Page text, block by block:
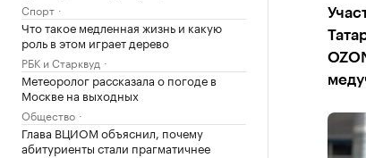
Спорт
Что такое медленная жизнь и какую
роль в этом играет дерево
РБК и Старквуд
Метеоролог рассказала о погоде в
Москве на выходных
Общество
Глава ВЦИОМ объяснил, почему
абитуриенты стали прагматичнее